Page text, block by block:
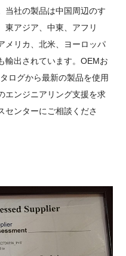
当社の製品は中国周辺のす
東アジア、中東、アフリ
メリカ、北米、ヨーロッパ
輸出されています。OEMお
ログから最新の製品を使用
エンジニアリング支援を求
センターにご相談くださ